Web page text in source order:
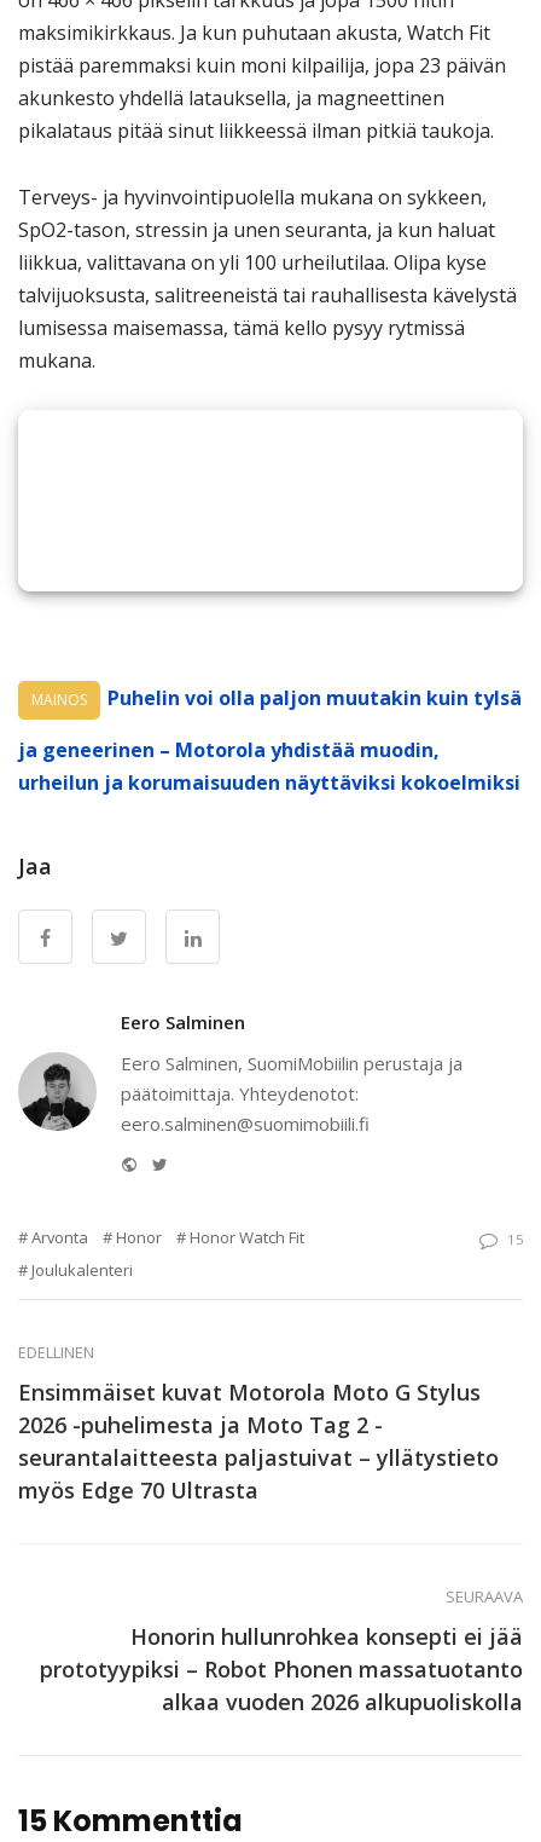
maksimikirkkaus. Ja kun puhutaan akusta, Watch Fit
pistää paremmaksi kuin moni kilpailija, jopa 23 päivän
akunkesto yhdellä latauksella, ja magneettinen
pikalataus pitää sinut liikkeessä ilman pitkiä taukoja.
Terveys- ja hyvinvointipuolella mukana on sykkeen,
SpO2-tason, stressin ja unen seuranta, ja kun haluat
liikkua, valittavana on yli 100 urheilutilaa. Olipa kyse
talvijuoksusta, salitreeneistä tai rauhallisesta kävelystä
lumisessa maisemassa, tämä kello pysyy rytmissä
mukana.
MAINOS
Puhelin voi olla paljon muutakin kuin tylsä
ja geneerinen – Motorola yhdistää muodin,
urheilun ja korumaisuuden näyttäviksi kokoelmiksi
Jaa
Eero Salminen
Eero Salminen, SuomiMobiilin perustaja ja
päätoimittaja. Yhteydenotot:
eero.salminen@suomimobiili.fi
Website
Arvonta Honor
Honor Watch Fit
Joulukalenteri
15
EDELLINEN
Ensimmäiset kuvat Motorola Moto G Stylus
2026 -puhelimesta ja Moto Tag 2 -
seurantalaitteesta paljastuivat – yllätystieto
myös Edge 70 Ultrasta
SEURAAVA
Honorin hullunrohkea konsepti ei jää
prototyypiksi – Robot Phonen massatuotanto
alkaa vuoden 2026 alkupuoliskolla
15 Kommenttia